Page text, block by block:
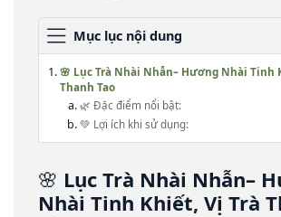
Mục lục nội dung
🌸 Lục Trà Nhài Nhẫn– Hương Nhài Tinh
Thanh Tao
🌿 Đặc điểm nổi bật:
💚 Lợi ích khi sử dụng:
🌸 Lục Trà Nhài Nhẫn–
Nhài Tinh Khiết, Vị Trà